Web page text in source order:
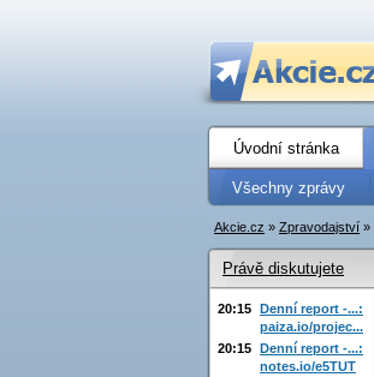
Úvodní stránka
Všechny zprávy
Akcie.cz » Zpravodajství »
Právě diskutujete
20:15 Denní report -...:
paiza.io/projec...
20:15 Denní report -...:
notes.io/e5TUT